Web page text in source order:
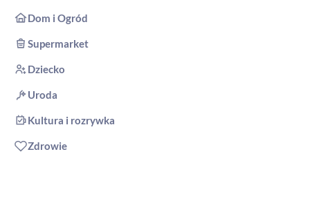
Dom i Ogród
Supermarket
Dziecko
Uroda
Kultura i rozrywka
Zdrowie